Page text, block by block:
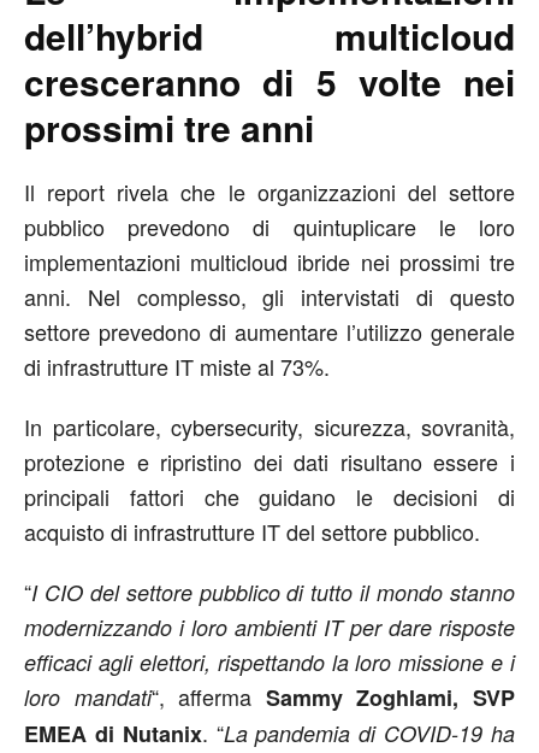
dell’hybrid multicloud
cresceranno di 5 volte nei
prossimi tre anni
Il report rivela che le organizzazioni del settore
pubblico prevedono di quintuplicare le loro
implementazioni multicloud ibride nei prossimi tre
anni. Nel complesso, gli intervistati di questo
settore prevedono di aumentare l’utilizzo generale
di infrastrutture IT miste al 73%.
In particolare, cybersecurity, sicurezza, sovranità,
protezione e ripristino dei dati risultano essere i
principali fattori che guidano le decisioni di
acquisto di infrastrutture IT del settore pubblico.
“I CIO del settore pubblico di tutto il mondo stanno
modernizzando i loro ambienti IT per dare risposte
efficaci agli elettori, rispettando la loro missione e i
loro mandati“, afferma Sammy Zoghlami, SVP
EMEA di Nutanix. “La pandemia di COVID-19 ha